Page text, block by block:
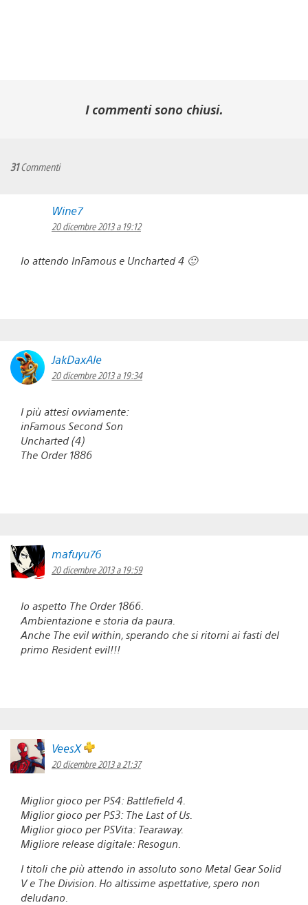
I commenti sono chiusi.
31Commenti
Wine7
20 dicembre 2013 a 19:12
Io attendo InFamous e Uncharted 4 🙂
JakDaxAle
20 dicembre 2013 a 19:34
I più attesi ovviamente:
inFamous Second Son
Uncharted (4)
The Order 1886
mafuyu76
20 dicembre 2013 a 19:59
Io aspetto The Order 1866.
Ambientazione e storia da paura.
Anche The evil within, sperando che si ritorni ai fasti del
primo Resident evil!!!
VeesX
20 dicembre 2013 a 21:37
Miglior gioco per PS4: Battlefield 4.
Miglior gioco per PS3: The Last of Us.
Miglior gioco per PSVita: Tearaway.
Migliore release digitale: Resogun.
I titoli che più attendo in assoluto sono Metal Gear Solid
V e The Division. Ho altissime aspettative, spero non
deludano.